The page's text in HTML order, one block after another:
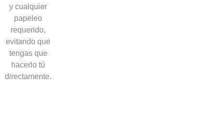
y cualquier
papeleo
requerido,
evitando que
tengas que
hacerlo tú
directamente.